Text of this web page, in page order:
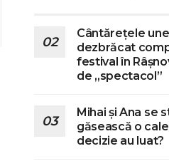
Cântărețele
dezbrăcat
festival în
de „spectacol”
Mihai și Ana se
găsească o
decizie au luat?